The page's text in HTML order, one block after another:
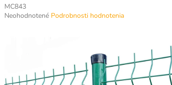
MC843
Priemerné
hviezdičiek.
Neohodnotené Podrobnosti hodnotenia